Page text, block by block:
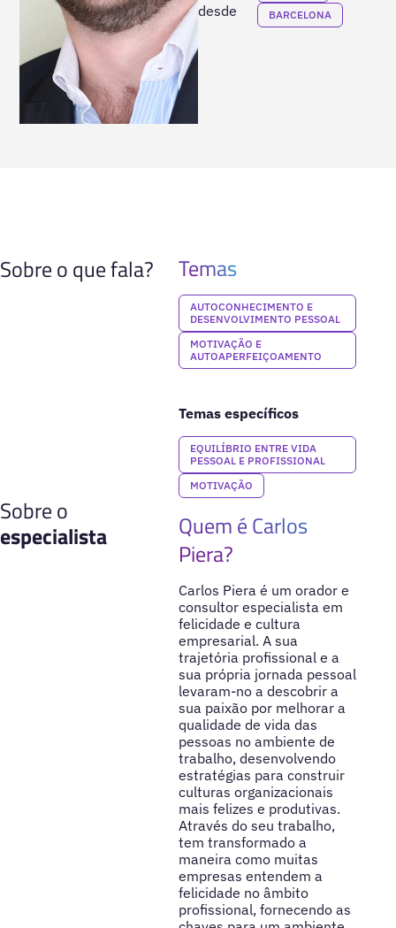
desde
BARCELONA
Sobre o que fala? Temas
AUTOCONHECIMENTO E
DESENVOLVIMENTO PESSOAL
MOTIVAÇÃO E
AUTOAPERFEIÇOAMENTO
Temas específicos
EQUILÍBRIO ENTRE VIDA
PESSOAL E PROFISSIONAL
MOTIVAÇÃO
Sobre o
especialista
Quem é Carlos
Piera?
Carlos Piera é um orador e
consultor especialista em
felicidade e cultura
empresarial. A sua
trajetória profissional e a
sua própria jornada pessoal
levaram-no a descobrir a
sua paixão por melhorar a
qualidade de vida das
pessoas no ambiente de
trabalho, desenvolvendo
estratégias para construir
culturas organizacionais
mais felizes e produtivas.
Através do seu trabalho,
tem transformado a
maneira como muitas
empresas entendem a
felicidade no âmbito
profissional, fornecendo as